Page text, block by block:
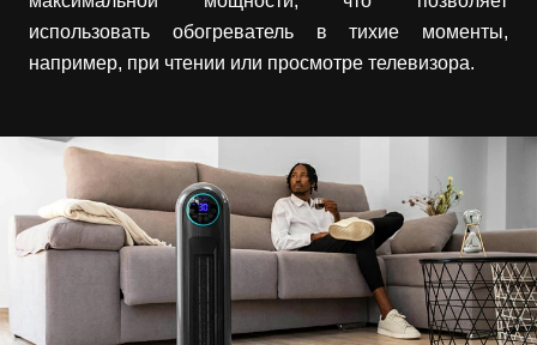
использовать обогреватель в тихие моменты,
например, при чтении или просмотре телевизора.